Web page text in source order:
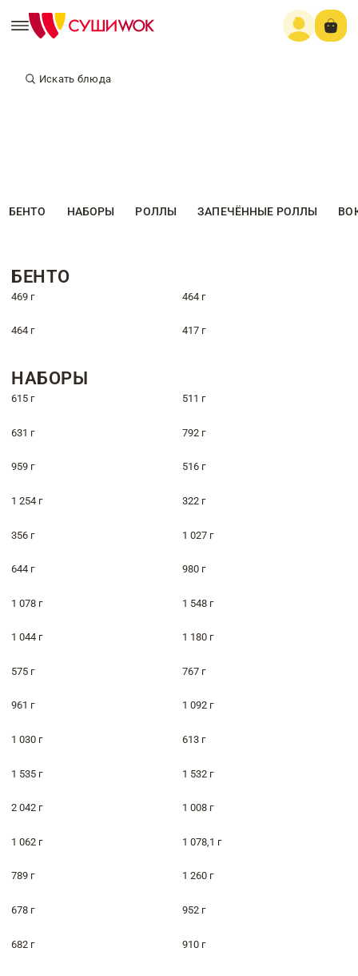
Искать блюда
БЕНТО НАБОРЫ РОЛЛЫ ЗАПЕЧЁННЫЕ РОЛЛЫ
БЕНТО
469 г 464 г
464 г 417 г
НАБОРЫ
615 г 511 г
631 г 792 г
959 г 516 г
1 254 г 322 г
356 г 1 027 г
644 г 980 г
1 078 г 1 548 г
1 044 г 1 180 г
575 г 767 г
961 г 1 092 г
1 030 г 613 г
1 535 г 1 532 г
2 042 г 1 008 г
1 062 г 1 078,1 г
789 г 1 260 г
678 г 952 г
682 г 910 г